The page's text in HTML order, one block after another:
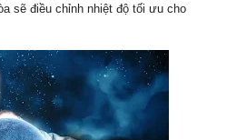
sẽ điều chỉnh nhiệt độ tối ưu cho